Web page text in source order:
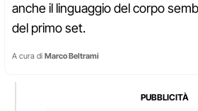
anche il linguaggio del corpo
del primo set.
A cura di Marco Beltrami